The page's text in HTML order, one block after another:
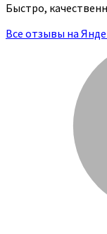
Быстро,
Все отзывы на